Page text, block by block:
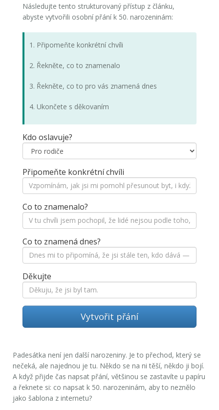
Následujte tento strukturovaný přístup z článku,
abyste vytvořili osobní přání k 50. narozeninám:
1. Připomeňte konkrétní chvíli
2. Řekněte, co to znamenalo
3. Řekněte, co to pro vás znamená dnes
4. Ukončete s děkovaním
Kdo oslavuje?
Připomeňte konkrétní chvíli
Co to znamenalo?
Co to znamená dnes?
Děkujte
Vytvořit přání
Padesátka není jen další narozeniny. Je to přechod, který se
nečeká, ale najednou je tu. Někdo se na ni těší, někdo ji bojí.
A když přijde čas napsat přání, většinou se zastavíte u papíru
a řeknete si: co napsat k 50. narozeninám, aby to neznělo
jako šablona z internetu?